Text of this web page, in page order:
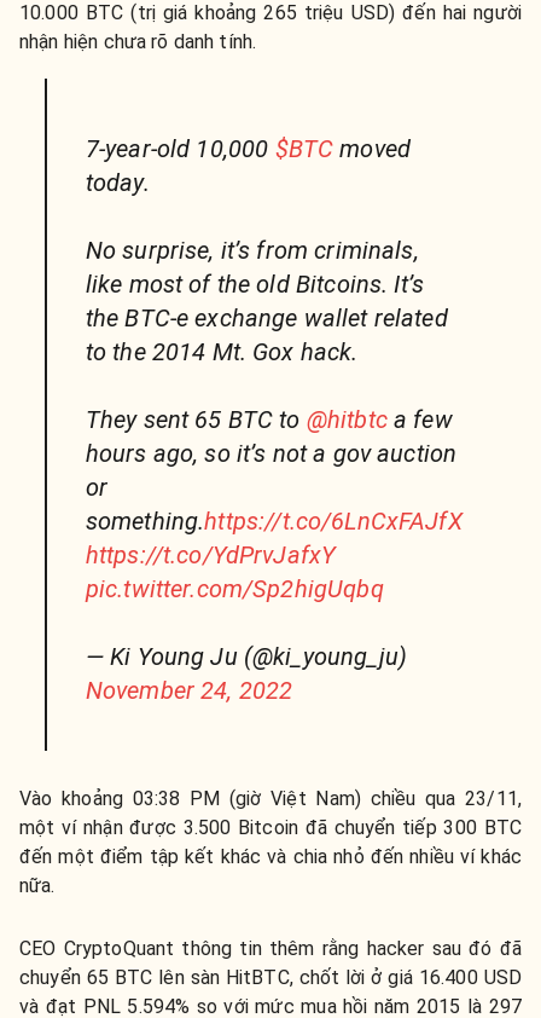
10.000 BTC (trị giá khoảng 265 triệu USD) đến hai người
nhận hiện chưa rõ danh tính.
7-year-old 10,000 $BTC moved
today.
No surprise, it’s from criminals,
like most of the old Bitcoins. It’s
the BTC-e exchange wallet related
to the 2014 Mt. Gox hack.
They sent 65 BTC to @hitbtca few
hours ago, so it’s not a gov auction
or
something.https://t.co/6LnCxFAJfX
https://t.co/YdPrvJafxY
pic.twitter.com/Sp2higUqbq
— Ki Young Ju (@ki_young_ju)
November 24, 2022
Vào khoảng 03:38 PM (giờ Việt Nam) chiều qua 23/11,
một ví nhận được 3.500 Bitcoin đã chuyển tiếp 300 BTC
đến một điểm tập kết khác và chia nhỏ đến nhiều ví khác
nữa.
CEO CryptoQuant thông tin thêm rằng hacker sau đó đã
chuyển 65 BTC lên sàn HitBTC, chốt lời ở giá 16.400 USD
và đạt PNL 5.594% so với mức mua hồi năm 2015 là 297